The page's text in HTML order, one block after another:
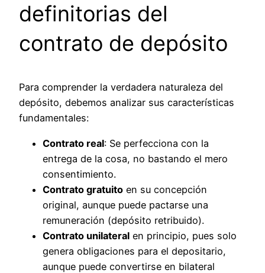
definitorias del
contrato de depósito
Para comprender la verdadera naturaleza del
depósito, debemos analizar sus características
fundamentales:
Contrato real: Se perfecciona con la
entrega de la cosa, no bastando el mero
consentimiento.
Contrato gratuito en su concepción
original, aunque puede pactarse una
remuneración (depósito retribuido).
Contrato unilateral en principio, pues solo
genera obligaciones para el depositario,
aunque puede convertirse en bilateral